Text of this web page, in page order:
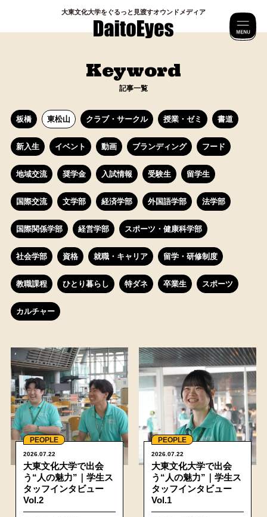
⼤東⽂化⼤学をぐるっと⾒渡すオウンドメディア
Keyword
記事一覧
板橋 東松山 クラブ・サークル 授業・ゼミ 書道
新入生 イベント 動画 ブランディング フード
地域交流 奨学金 入試情報 受験生 留学生
国際交流 文学部 経済学部 外国語学部 法学部
国際関係学部 経営学部 スポーツ・健康科学部
社会学部 資格 就職・キャリア 留学・研修制度
教職課程 ひとり暮らし 特ダネ 卒業生 スポーツ
カルチャー
PEOPLE
2026.07.22
大東文化大学で出会
う“人の魅力”｜学生ス
タッフインタビュー
Vol.2
詳細
PEOPLE
2026.07.22
大東文化大学で出会
う“人の魅力”｜学生ス
タッフインタビュー
Vol.1